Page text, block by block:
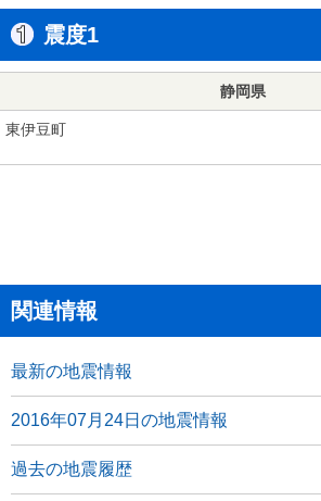
震度1
静岡県
東伊豆町
関連情報
最新の地震情報
2016年07月24日の地震情報
過去の地震履歴